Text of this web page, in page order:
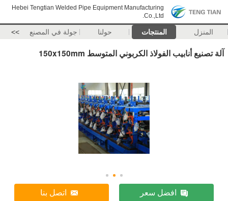
Hebei Tengtian Welded Pipe Equipment Manufacturing
Co.,Ltd.
المنزل المنتجات حولنا جولة في المصنع >>
آلة تصنيع أنابيب الفولاذ الكربوني المتوسط 150x150mm
افضل سعر اتصل بنا